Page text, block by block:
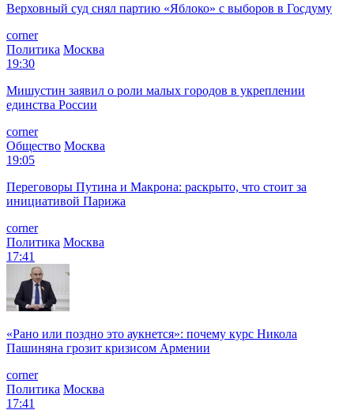
Верховный суд снял партию «Яблоко» с выборов в Госдуму
corner
Политика Москва
19:30
Мишустин заявил о роли малых городов в укреплении
единства России
corner
Общество Москва
19:05
Переговоры Путина и Макрона: раскрыто, что стоит за
инициативой Парижа
corner
Политика Москва
17:41
«Рано или поздно это аукнется»: почему курс Никола
Пашиняна грозит кризисом Армении
corner
Политика Москва
17:41